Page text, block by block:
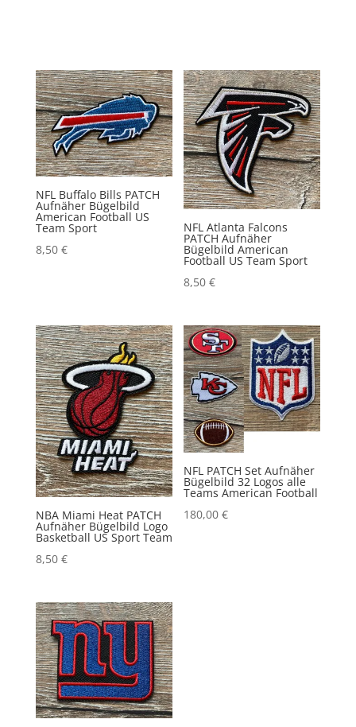
NFL Buffalo Bills PATCH
Aufnäher Bügelbild
American Football US
Team Sport
8,50 €
NFL Atlanta Falcons
PATCH Aufnäher
Bügelbild American
Football US Team Sport
8,50€
NBA Miami Heat PATCH
Aufnäher Bügelbild Logo
Basketball US Sport Team
8,50 €
NFL PATCH Set Aufnäher
Bügelbild 32 Logos alle
Teams American Football
180,00€